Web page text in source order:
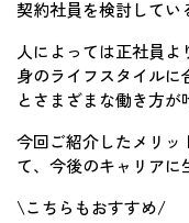
契約社員を検討してい
人によっては正社員
身のライフスタイルに
とさまざまな働き方が
今回ご紹介したメリッ
て、今後のキャリアに
\こちらもおすすめ/